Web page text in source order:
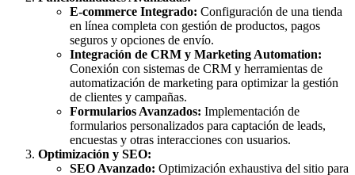
E-commerce Integrado: Configuración de una tienda
en línea completa con gestión de productos, pagos
seguros y opciones de envío.
Integración de CRM y Marketing Automation:
Conexión con sistemas de CRM y herramientas de
automatización de marketing para optimizar la gestión
de clientes y campañas.
Formularios Avanzados: Implementación de
formularios personalizados para captación de leads,
encuestas y otras interacciones con usuarios.
Optimización y SEO:
SEO Avanzado: Optimización exhaustiva del sitio para